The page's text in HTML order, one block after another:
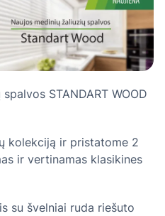
STANDART WOOD
kolekciją ir pristatome 2
ir vertinamas klasikines
su švelniai ruda riešuto